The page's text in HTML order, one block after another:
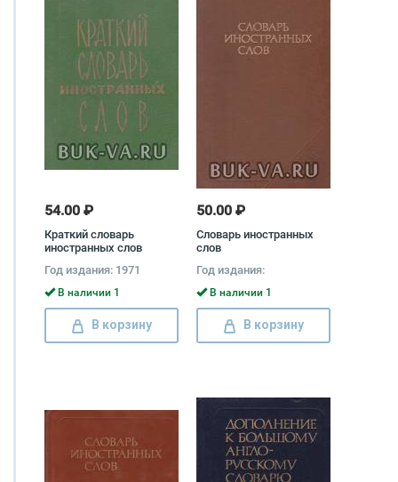
54.00 ₽
Краткий словарь
иностранных слов
Год издания: 1971
В наличии 1
В корзину
50.00 ₽
Словарь иностранных
слов
Год издания:
В наличии 1
В корзину